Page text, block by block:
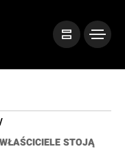
STOJĄ